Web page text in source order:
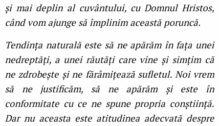
și mai deplin al cuvântului, cu Domnul Hristos,
când vom ajunge să împlinim această poruncă.
Tendința naturală este să ne apărăm în fața unei
nedreptăți, a unei răutăți care vine și simțim că
ne zdrobește și ne fărâmițează sufletul. Noi vrem
să ne justificăm, să ne apărăm și este în
conformitate cu ce ne spune propria conștiință.
Dar nu aceasta este atitudinea adecvată despre